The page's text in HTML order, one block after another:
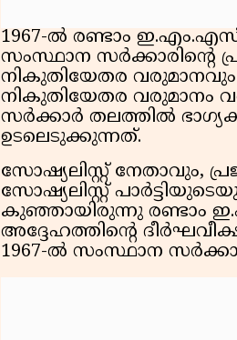
1967-ൽ രണ്ടാം
സംസ്ഥാന സർക്കാരിൻ്റെ
നികുതിയേതര
നികുതിയേതര വരുമാനം
സർക്കാർ തലത്തിൽ
ഉടലെടുക്കുന്നത്.
സോഷ്യലിസ്റ്റ് നേതാവും,
സോഷ്യലിസ്റ്റ്
കുഞ്ഞായിരുന്നു രണ്ടാം
അദ്ദേഹത്തിൻ്റെ
1967-ൽ സംസ്ഥാന